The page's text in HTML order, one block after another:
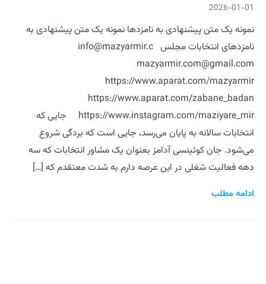
2026-01-01
نمونه یک متن‌ پیشنهادی به نامزدها نمونه یک متن‌ پیشنهادی به
نامزدهای انتخابات مجلس info@mazyarmir.c
mazyarmir.com@gmail.com
https://www.aparat.com/mazyarmir
https://www.aparat.com/zabane_badan
https://www.instagram.com/maziyare_mir جایی که
انتخابات سالانه به پایان می‌رسد، جایی است که بردگی شروع
می‌شود. جان کوئینسی آدامز بعنوان یک مشاور انتخابات که سه
دهه فعالیت شغلی در این عرصه دارم به شدت معتقدم که […]
ادامه مطلب